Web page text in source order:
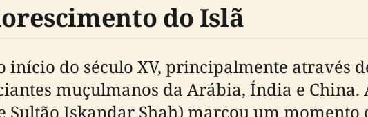
do Islã
início do século XV, principalmente através
muçulmanos da Arábia, Índia e China.
Sultão Iskandar Shah) marcou um